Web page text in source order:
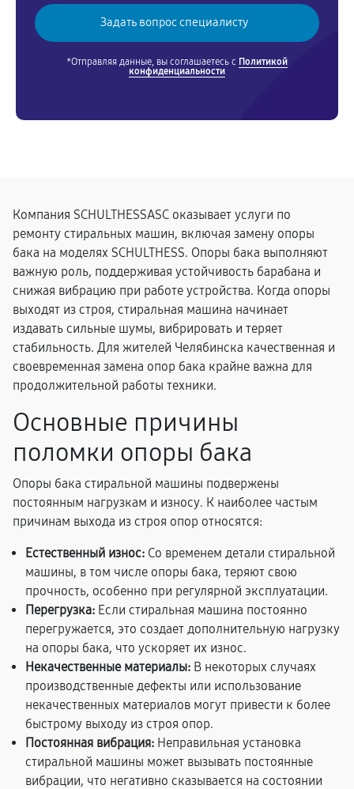
*Отправляя данные, вы соглашаетесь с Политикой
конфиденциальности
Компания SCHULTHESSASC оказывает услуги по
ремонту стиральных машин, включая замену опоры
бака на моделях SCHULTHESS. Опоры бака выполняют
важную роль, поддерживая устойчивость барабана и
снижая вибрацию при работе устройства. Когда опоры
выходят из строя, стиральная машина начинает
издавать сильные шумы, вибрировать и теряет
стабильность. Для жителей Челябинска качественная и
своевременная замена опор бака крайне важна для
продолжительной работы техники.
Основные причины
поломки опоры бака
Опоры бака стиральной машины подвержены
постоянным нагрузкам и износу. К наиболее частым
причинам выхода из строя опор относятся:
Естественный износ: Со временем детали стиральной
машины, в том числе опоры бака, теряют свою
прочность, особенно при регулярной эксплуатации.
Перегрузка: Если стиральная машина постоянно
перегружается, это создает дополнительную нагрузку
на опоры бака, что ускоряет их износ.
Некачественные материалы: В некоторых случаях
производственные дефекты или использование
некачественных материалов могут привести к более
быстрому выходу из строя опор.
Постоянная вибрация: Неправильная установка
стиральной машины может вызывать постоянные
вибрации, что негативно сказывается на состоянии